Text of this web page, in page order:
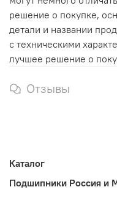
решение о покупке,
детали и названии
с техническими
лучшее решение о
Отзывы
Каталог
Подшипники Россия и